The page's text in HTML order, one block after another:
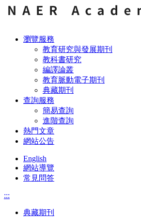
瀏覽服務
教育研究與發展期刊
教科書研究
編譯論叢
教育脈動電子期刊
典藏期刊
查詢服務
簡易查詢
進階查詢
熱門文章
網站公告
English
網站導覽
常見問答
:::
典藏期刊